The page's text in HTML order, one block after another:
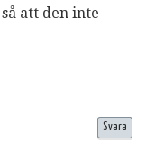
att den inte
Svara